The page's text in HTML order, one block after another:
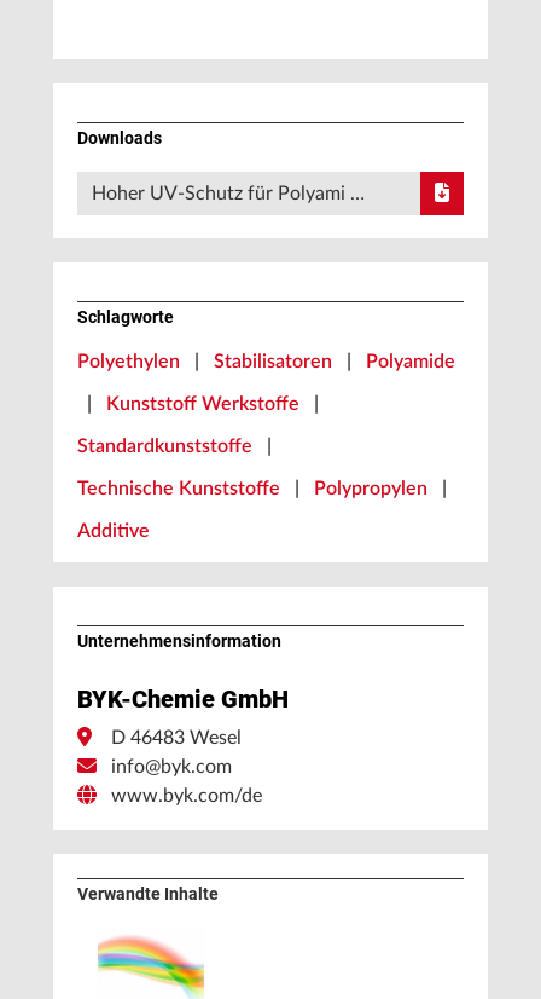
Downloads
Hoher UV-Schutz für Polyami …
Schlagworte
Polyethylen Stabilisatoren Polyamide
Kunststoff Werkstoffe
Standardkunststoffe
Technische Kunststoffe Polypropylen
Additive
Unternehmens­information
BYK-Chemie GmbH
D 46483 Wesel
info@byk.com
www.byk.com/de
Verwandte Inhalte